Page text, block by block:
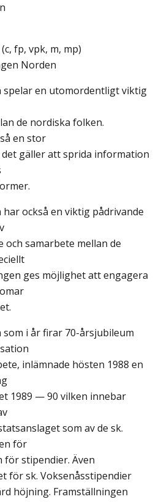
fp, vpk, m, mp)
Norden
spelar en utomordentligt viktig
de nordiska folken.
en stor
gäller att sprida information
också en viktig pådrivande
samarbete mellan de
ges möjlighet att engagera
i år firar 70-årsjubileum
inlämnade hösten 1988 en
1989 — 90 vilken innebar
som av de sk.
för
för stipendier. Även
för sk. Voksenåsstipendier
höjning. Framställningen